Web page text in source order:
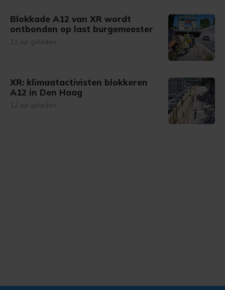
Blokkade A12 van XR wordt
ontbonden op last burgemeester
11 uur geleden
XR: klimaatactivisten blokkeren
A12 in Den Haag
12 uur geleden